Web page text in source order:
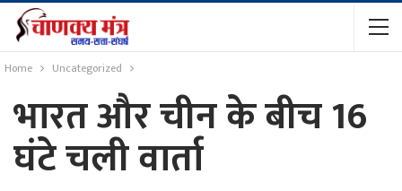
Home Uncategorized
भारत और चीन के बीच 16
घंटे चली वार्ता